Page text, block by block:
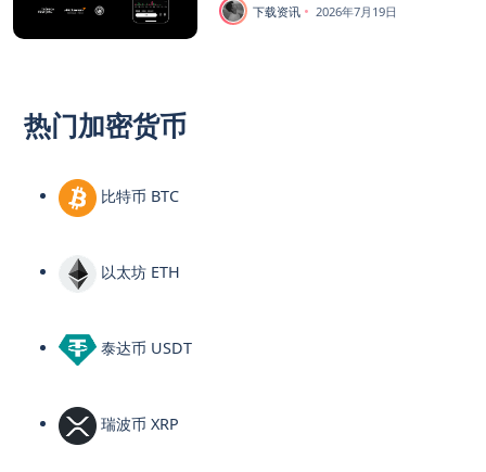
下载资讯 2026年7月19日
热门加密货币
比特币 BTC
以太坊 ETH
泰达币 USDT
瑞波币 XRP